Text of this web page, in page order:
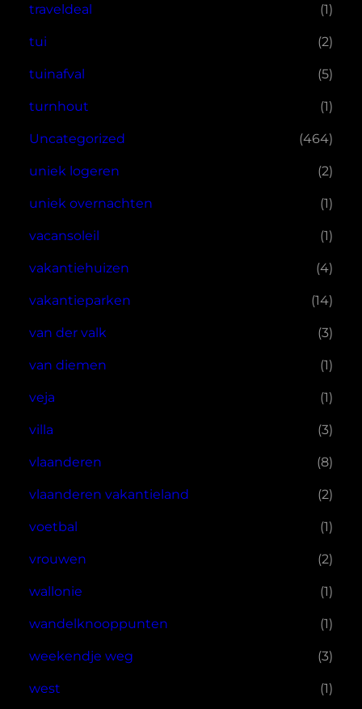
traveldeal (1)
tui (2)
tuinafval (5)
turnhout (1)
Uncategorized (464)
uniek logeren (2)
uniek overnachten (1)
vacansoleil (1)
vakantiehuizen (4)
vakantieparken (14)
van der valk (3)
van diemen (1)
veja (1)
villa (3)
vlaanderen (8)
vlaanderen vakantieland (2)
voetbal (1)
vrouwen (2)
wallonie (1)
wandelknooppunten (1)
weekendje weg (3)
west (1)